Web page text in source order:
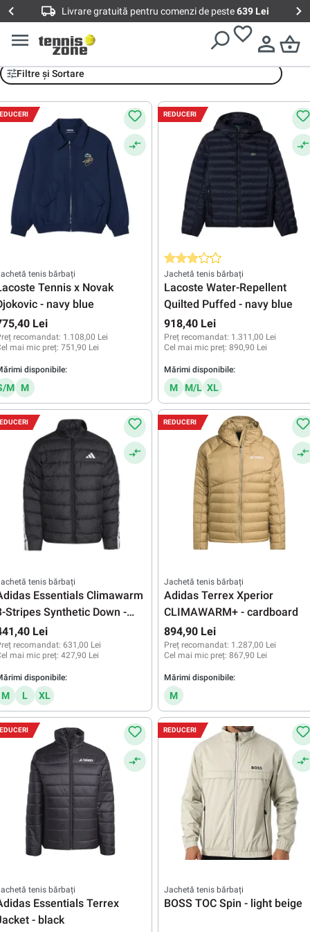
Livrare gratuită pentru comenzi de peste639 Lei
Jachete
Filtre și Sortare
tenis bărbați
Tennis x Novak
- navy blue
Lei
recomandat: 1.108,00 Lei
mai mic preț: 751,90 Lei
disponibile:
M M
REDUCERI
Evaluarea medie de 3 din 5 stele
Jachetă tenis bărbați
Lacoste Water-Repellent
Quilted Puffed - navy blue
918,40 Lei
Preț recomandat: 1.311,00 Lei
Cel mai mic preț: 890,90 Lei
Mărimi disponibile:
M M/L XL
tenis bărbați
Essentials Climawarm
Stripes Synthetic Down -
Lei
recomandat: 631,00 Lei
mai mic preț: 427,90 Lei
disponibile:
M L XL
REDUCERI
Jachetă tenis bărbați
Adidas Terrex Xperior
CLIMAWARM+ - cardboard
894,90 Lei
Preț recomandat: 1.287,00 Lei
Cel mai mic preț: 867,90 Lei
Mărimi disponibile:
M
tenis bărbați
Essentials Terrex
- black
REDUCERI
Jachetă tenis bărbați
BOSS TOC Spin - light beige